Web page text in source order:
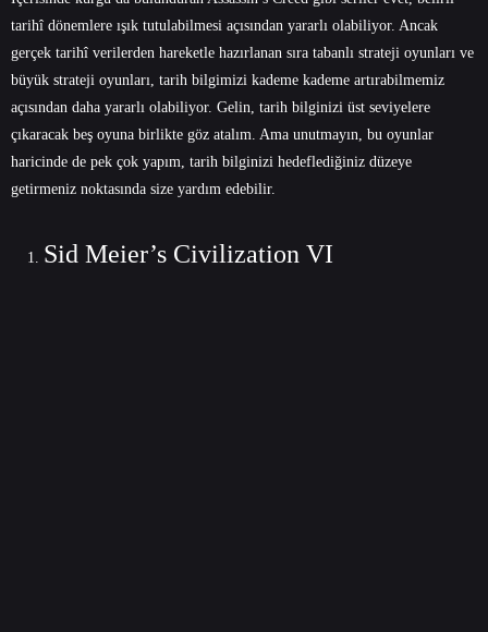
tarihî dönemlere ışık tutulabilmesi açısından yararlı olabiliyor. Ancak
gerçek tarihî verilerden hareketle hazırlanan sıra tabanlı strateji oyunları ve
büyük strateji oyunları, tarih bilgimizi kademe kademe artırabilmemiz
açısından daha yararlı olabiliyor. Gelin, tarih bilginizi üst seviyelere
çıkaracak beş oyuna birlikte göz atalım. Ama unutmayın, bu oyunlar
haricinde de pek çok yapım, tarih bilginizi hedeflediğiniz düzeye
getirmeniz noktasında size yardım edebilir.
Sid Meier’s Civilization VI